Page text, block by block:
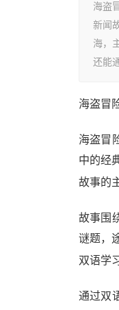
海盗
新闻
海，
还能
海盗冒
海盗冒
中的经
故事的
故事围
谜题，
双语学
通过双